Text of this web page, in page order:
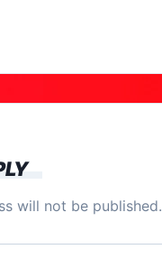
will not be published.